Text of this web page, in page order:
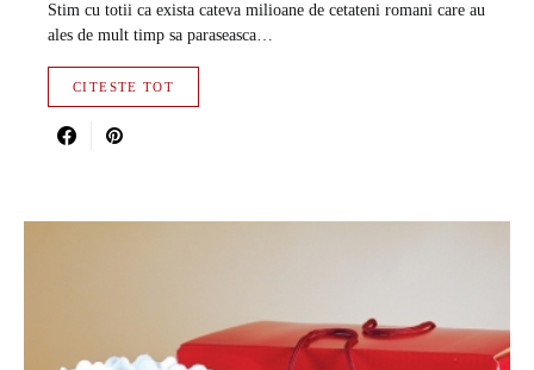
Stim cu totii ca exista cateva milioane de cetateni romani care au
ales de mult timp sa paraseasca…
CITESTE TOT